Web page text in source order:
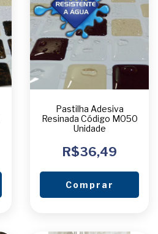
Pastilha Adesiva
Resinada Código M050
Unidade
R$36,49
Comprar